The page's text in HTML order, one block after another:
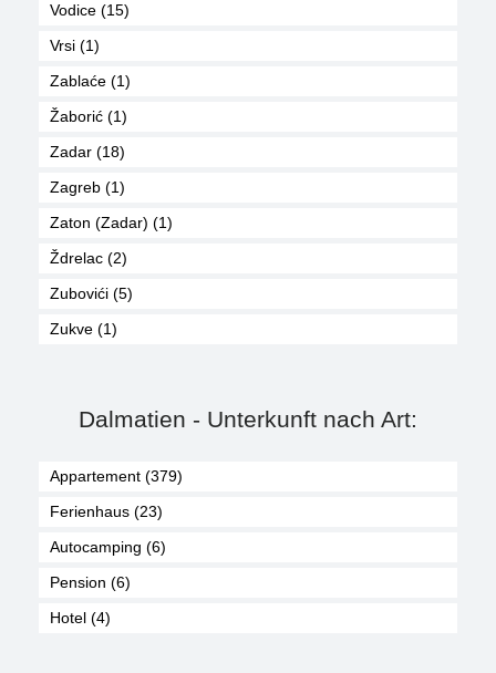
Vodice (15)
Vrsi (1)
Zablaće (1)
Žaborić (1)
Zadar (18)
Zagreb (1)
Zaton (Zadar) (1)
Ždrelac (2)
Zubovići (5)
Zukve (1)
Dalmatien - Unterkunft nach Art:
Appartement (379)
Ferienhaus (23)
Autocamping (6)
Pension (6)
Hotel (4)